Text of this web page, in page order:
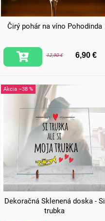
Čirý pohár na víno Pohodinda
12,90 € 6,90 €
–38 %
Dekoračná Sklenená doska - Si
trubka